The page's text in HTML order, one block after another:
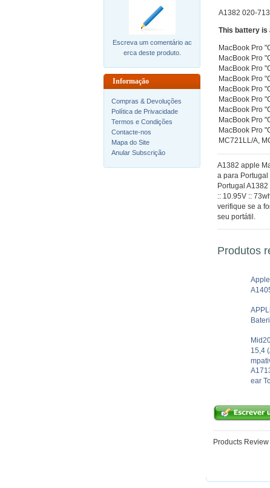
Escreva um comentário ac
erca deste produto.
Informação
Compras & Devoluções
Política de Privacidade
Termos e Condições
Contacte-nos
Mapa do Site
Anular Subscrição
A1382 020-
This battery is
MacBook Pro
MacBook Pro
MacBook Pro
MacBook Pro
MacBook Pro
MacBook Pro
MacBook Pro
MacBook Pro
MacBook Pro
MC721LL/A,
A1382 apple
a para Portugal
Portugal
:: 10.95V ::
verifique se a
seu portátil.
Produtos
15,4
ear
Products Review